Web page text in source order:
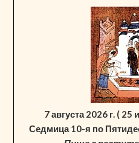
7 августа 2026 г. ( 25
Седмица 10-я по